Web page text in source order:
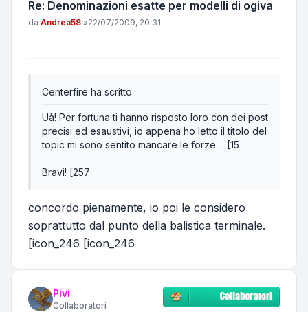
Re: Denominazioni esatte per modelli di ogiva
Messaggio
da Andrea58 »22/07/2009, 20:31
Centerfire ha scritto:
Uà! Per fortuna ti hanno risposto loro con dei post
precisi ed esaustivi, io appena ho letto il titolo del
topic mi sono sentito mancare le forze.... [15
Bravi! [257
concordo pienamente, io poi le considero
soprattutto dal punto della balistica terminale.
[icon_246 [icon_246
Pivi
Collaboratori